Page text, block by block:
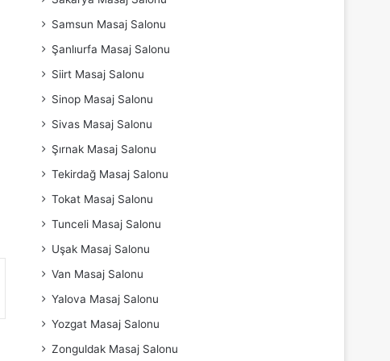
Samsun Masaj Salonu
Şanlıurfa Masaj Salonu
Siirt Masaj Salonu
Sinop Masaj Salonu
Sivas Masaj Salonu
Şırnak Masaj Salonu
Tekirdağ Masaj Salonu
Tokat Masaj Salonu
Tunceli Masaj Salonu
Uşak Masaj Salonu
Van Masaj Salonu
Yalova Masaj Salonu
Yozgat Masaj Salonu
Zonguldak Masaj Salonu